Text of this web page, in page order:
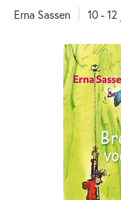
Erna Sassen 10 -